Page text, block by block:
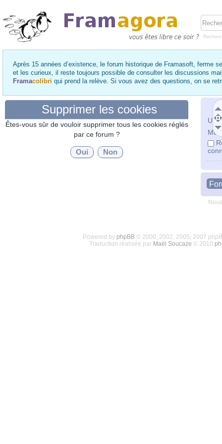
Après 15 années d’existence, le forum historique de Framasoft, ferme
et les curieux, il reste toujours possible de consulter les discussions
Framacolibri qui prend la relève. Si vous avez des questions, on se
Mot
Supprimer les cookies
Êtes-vous sûr de vouloir supprimer tous les cookies réglés
par ce forum ?
Powered by phpBB© 2000, 2002, 2005, 2007
Traduction réalisée par Maël Soucaze © 2010